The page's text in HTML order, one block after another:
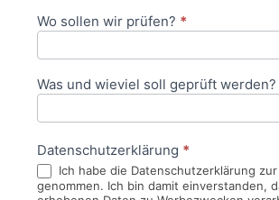
Wo sollen wir prüfen? *
Was und wieviel soll geprüft werden?
Datenschutzerklärung *
Ich habe die Datenschutzerklärung
genommen. Ich bin damit einverstanden,